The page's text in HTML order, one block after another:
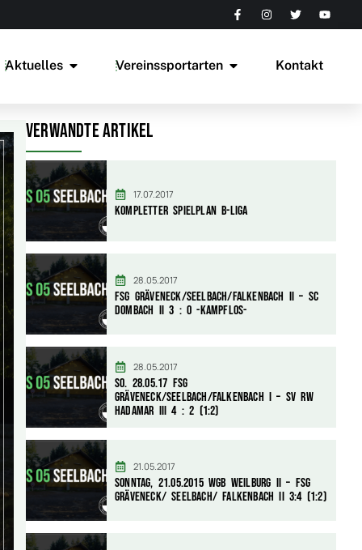
Aktuelles Vereinssportarten Kontakt
Verwandte Artikel
17.07.2017
Kompletter Spielplan B-Liga
28.05.2017
FSG Gräveneck/Seelbach/Falkenbach II – SC
Dombach II 3 : 0 -kampflos-
28.05.2017
So. 28.05.17 FSG
Gräveneck/Seelbach/Falkenbach I – SV RW
Hadamar III 4 : 2 (1:2)
21.05.2017
Sonntag, 21.05.2015 WGB Weilburg II – FSG
Gräveneck/ Seelbach/ Falkenbach II 3:4 (1:2)